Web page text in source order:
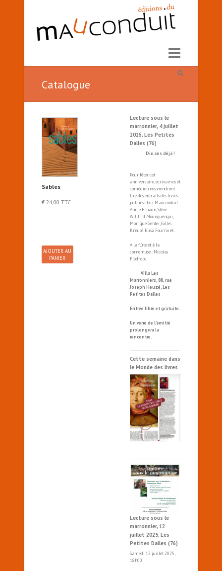
Catalogue
Sables
€ 24,00 TTC
AJOUTER AU
PANIER
Lecture sous le
marronnier, 4 juillet
2026, Les Petites
Dalles (76)
Dix ans déjà !
Pour fêter cet
anniversaire, écrivain.es et
comédien.nes viendront
lire des extraits des livres
publiés chez Mauconduit :
Annie Ernaux, Stève
Wilifrid Mounguengui,
Monique Gehler, Gilles
Kneusé, Elisa Fourniret…
A la flûte et à la
cornemuse : Nicolas
Flodrops
Villa Les
Marronniers, 88, rue
Joseph Heuzé, Les
Petites Dalles
Entrée libre et gratuite.
Un verre de l’amitié
prolongera la
rencontre.
Cette semaine dans
le Monde des livres
Lecture sous le
marronnier, 12
juillet 2025, Les
Petites Dalles (76)
Samedi 12 juillet 2025,
18h00